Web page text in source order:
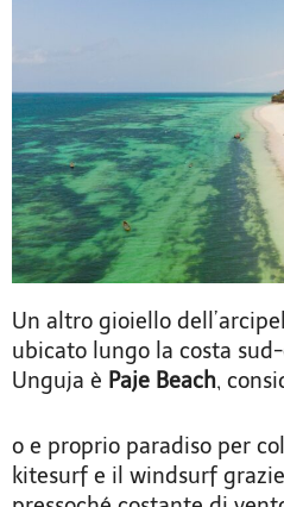
Un altro gioiello
ubicato lungo la costa
Unguja è Paje Beach,
o e proprio paradiso per
kitesurf e il windsurf